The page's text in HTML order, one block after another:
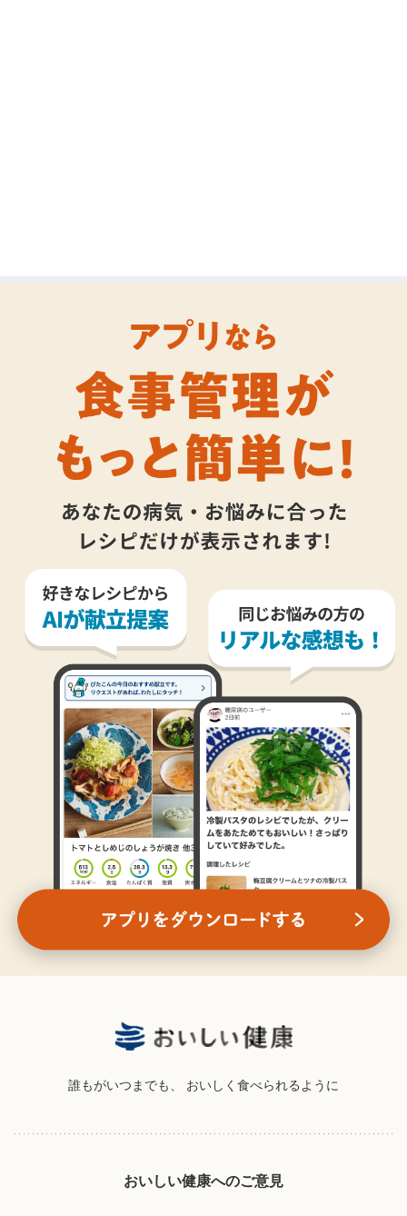
誰もがいつまでも、 おいしく食べられるように
おいしい健康へのご意見